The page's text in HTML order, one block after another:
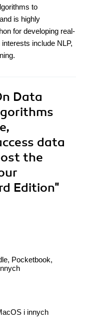
to
is highly
for developing real-
include NLP,
Data
data
the
Edition"
Pocketbook,
i innych